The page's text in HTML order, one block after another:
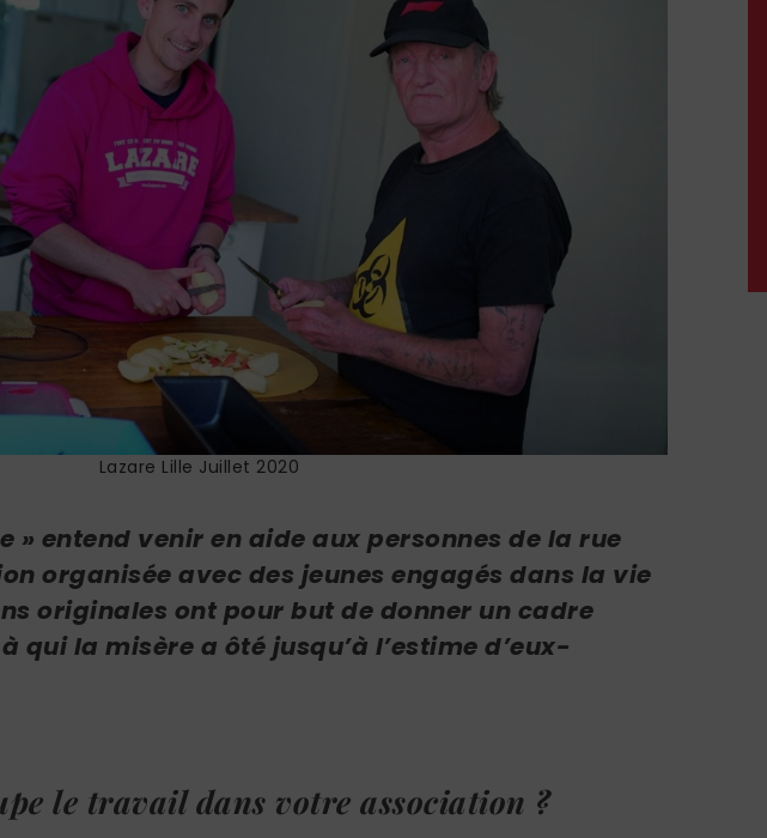
Lazare Lille Juillet 2020
» entend venir en aide aux personnes de la rue
organisée avec des jeunes engagés dans la vie
originales ont pour but de donner un cadre
qui la misère a ôté jusqu’à l’estime d’eux-
le travail dans votre association ?